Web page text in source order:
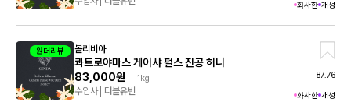
화사한 개성
원더리뷰 볼리비아
콰트로야마스 게이샤 펄스 진공 허니
83,000원
1kg
수입사 더블유빈
87.76
화사한 개성